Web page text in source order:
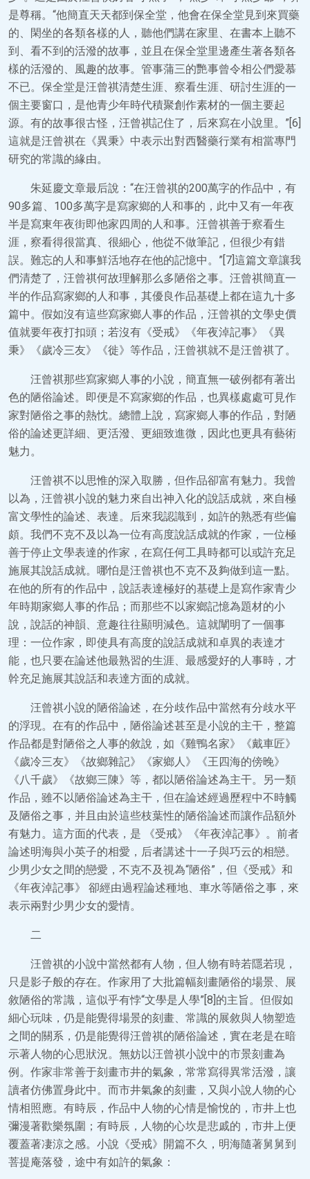
是尊稱。“他簡直天天都到保全堂，他會在保全堂見到來買藥
的、閑坐的各類各樣的人，聽他們講在家里、在書本上聽不
到、看不到的活潑的故事，並且在保全堂里邊產生著各類各
樣的活潑的、風趣的故事。管事蒲三的艷事曾令相公們愛慕
不已。保全堂是汪曾祺清楚生涯、察看生涯、研討生涯的一
個主要窗口，是他青少年時代積聚創作素材的一個主要起
源。有的故事很古怪，汪曾祺記住了，后來寫在小說里。”[6]
這就是汪曾祺在《異秉》中表示出對西醫藥行業有相當專門
研究的常識的緣由。
朱延慶文章最后說：“在汪曾祺的200萬字的作品中，有
90多篇、100多萬字是寫家鄉的人和事的，此中又有一年夜
半是寫東年夜街即他家四周的人和事。汪曾祺善于察看生
涯，察看得很當真、很細心，他從不做筆記，但很少有錯
誤。難忘的人和事鮮活地存在他的記憶中。”[7]這篇文章讓我
們清楚了，汪曾祺何故理解那么多陋俗之事。汪曾祺簡直一
半的作品寫家鄉的人和事，其優良作品基礎上都在這九十多
篇中。假如沒有這些寫家鄉人事的作品，汪曾祺的文學史價
值就要年夜打扣頭；若沒有《受戒》《年夜淖記事》《異
秉》《歲冷三友》《徙》等作品，汪曾祺就不是汪曾祺了。
汪曾祺那些寫家鄉人事的小說，簡直無一破例都有著出
色的陋俗論述。即便是不寫家鄉的作品，也異樣處處可見作
家對陋俗之事的熱忱。總體上說，寫家鄉人事的作品，對陋
俗的論述更詳細、更活潑、更細致進微，因此也更具有藝術
魅力。
汪曾祺不以思惟的深入取勝，但作品卻富有魅力。我曾
以為，汪曾祺小說的魅力來自出神入化的說話成就，來自極
富文學性的論述、表達。后來我認識到，如許的熟悉有些偏
頗。我們不克不及以為一位有高度說話成就的作家，一位極
善于停止文學表達的作家，在寫任何工具時都可以或許充足
施展其說話成就。哪怕是汪曾祺也不克不及夠做到這一點。
在他的所有的作品中，說話表達極好的基礎上是寫作家青少
年時期家鄉人事的作品；而那些不以家鄉記憶為題材的小
說，說話的神韻、意趣往往顯明減色。這就闡明了一個事
理：一位作家，即使具有高度的說話成就和卓異的表達才
能，也只要在論述他最熟習的生涯、最感愛好的人事時，才
幹充足施展其說話和表達方面的成就。
汪曾祺小說的陋俗論述，在分歧作品中當然有分歧水平
的浮現。在有的作品中，陋俗論述甚至是小說的主干，整篇
作品都是對陋俗之人事的敘說，如《雞鴨名家》《戴車匠》
《歲冷三友》《故鄉雜記》《家鄉人》《王四海的傍晚》
《八千歲》《故鄉三陳》等，都以陋俗論述為主干。另一類
作品，雖不以陋俗論述為主干，但在論述經過歷程中不時觸
及陋俗之事，并且由於這些枝葉性的陋俗論述而讓作品額外
有魅力。這方面的代表，是 《受戒》《年夜淖記事》。前者
論述明海與小英子的相愛，后者講述十一子與巧云的相戀。
少男少女之間的戀愛，不克不及視為“陋俗”，但《受戒》和
《年夜淖記事》 卻經由過程論述種地、車水等陋俗之事，來
表示兩對少男少女的愛情。
二
汪曾祺的小說中當然都有人物，但人物有時若隱若現，
只是影子般的存在。作家用了大批篇幅刻畫陋俗的場景、展
敘陋俗的常識，這似乎有悖“文學是人學”[8]的主旨。但假如
細心玩味，仍是能覺得場景的刻畫、常識的展敘與人物塑造
之間的關系，仍是能覺得汪曾祺的陋俗論述，實在老是在暗
示著人物的心思狀況。無妨以汪曾祺小說中的市景刻畫為
例。作家非常善于刻畫市井的氣象，常常寫得異常活潑，讓
讀者仿佛置身此中。而市井氣象的刻畫，又與小說人物的心
情相照應。有時辰，作品中人物的心情是愉悅的，市井上也
彌漫著歡樂氛圍；有時辰，人物的心坎是悲戚的，市井上便
覆蓋著凄涼之感。小說《受戒》開篇不久，明海隨著舅舅到
菩提庵落發，途中有如許的氣象：